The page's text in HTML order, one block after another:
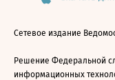
Сетевое издание
Решение Федеральной
информационных